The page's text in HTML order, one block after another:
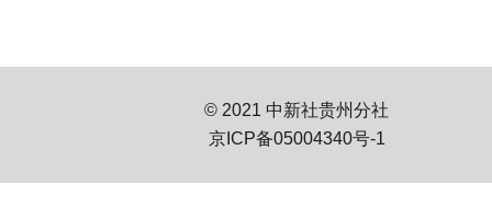
© 2021 中新社贵州分社
京ICP备05004340号-1